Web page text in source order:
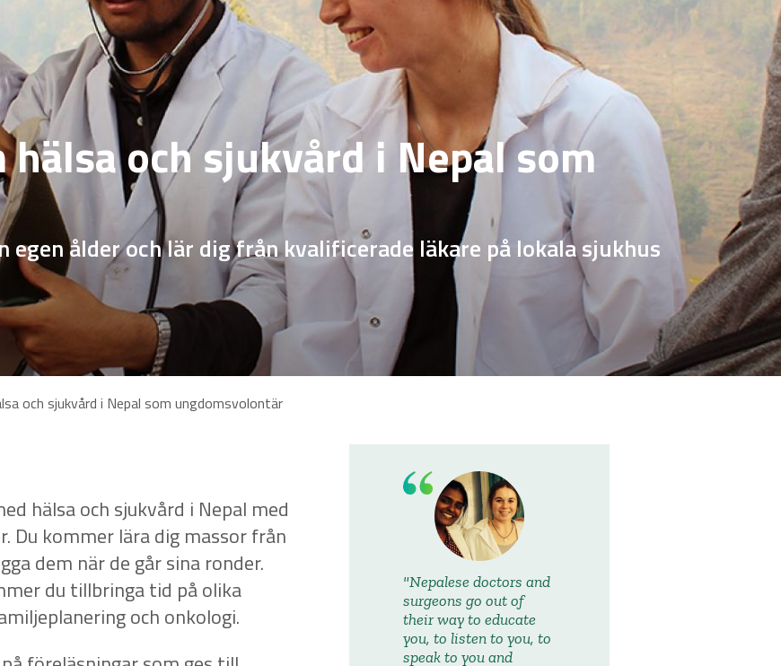
och sjukvård i Nepal som
egen ålder och lär dig från kvalificerade läkare på lokala sjukhus
och sjukvård i Nepal som ungdomsvolontär
hälsa och sjukvård i Nepal med
Du kommer lära dig massor från
dem när de går sina ronder.
du tillbringa tid på olika
och onkologi.
Nepalese doctors and
surgeons go out of
their way to educate
you, to listen to you, to
speak to you and